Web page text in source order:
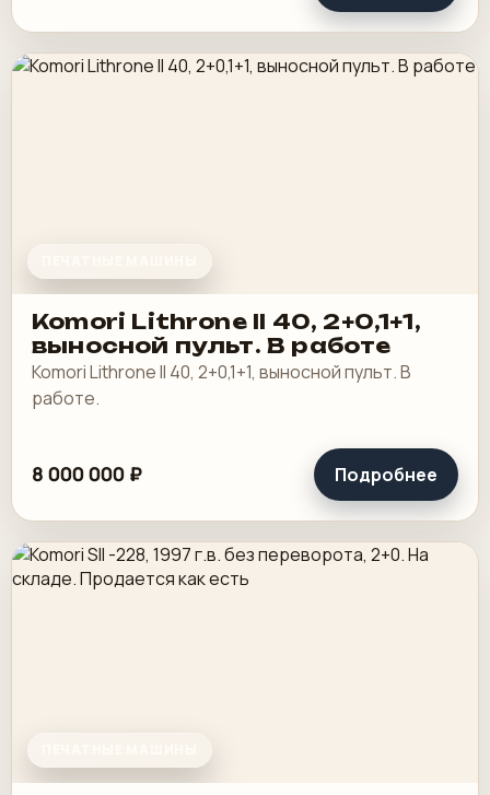
Komori Lithrone II 40, 2+0,1+1,
выносной пульт. В работе
Komori Lithrone II 40, 2+0,1+1, выносной пульт. В
работе.
8 000 000 ₽ Подробнее